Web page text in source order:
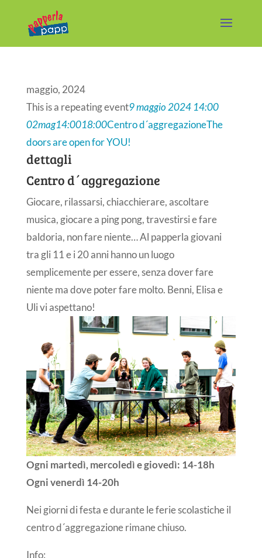
maggio, 2024
This is a repeating event9 maggio 2024 14:00
02mag14:0018:00Centro d´aggregazioneThe
doors are open for YOU!
dettagli
Centro d´aggregazione
Giocare, rilassarsi, chiacchierare, ascoltare
musica, giocare a ping pong, travestirsi e fare
baldoria, non fare niente… Al papperla giovani
tra gli 11 e i 20 anni hanno un luogo
semplicemente per essere, senza dover fare
niente ma dove poter fare molto. Benni, Elisa e
Uli vi aspettano!
Ogni martedì, mercoledì e giovedì: 14-18h
Ogni venerdì 14-20h
Nei giorni di festa e durante le ferie scolastiche il
centro d´aggregazione rimane chiuso.
Info: